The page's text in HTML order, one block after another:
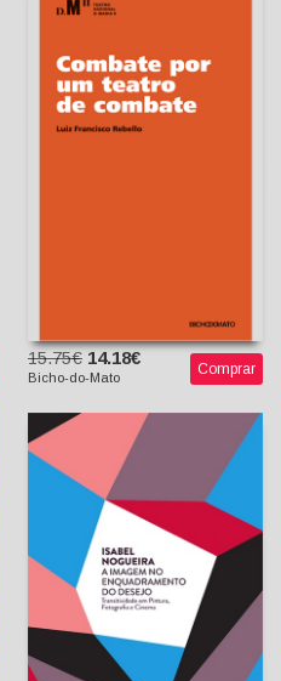
Combate
Luiz Francisco Rebello
Sebastiana Fadda
(prefácio)
15.75€ 14.18€
Bicho-do-Mato Comprar
A Imagem no
Enquadramento do Desejo
- Transitividade em
Pintura, Fotografia e
Cinema
Isabel Nogueira